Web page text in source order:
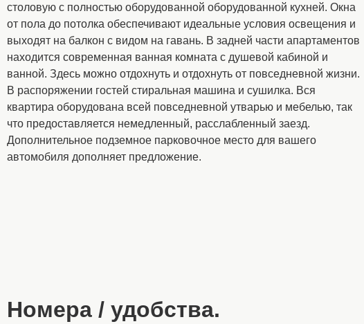
столовую с полностью оборудованной оборудованной кухней. Окна
от пола до потолка обеспечивают идеальные условия освещения и
выходят на балкон с видом на гавань. В задней части апартаментов
находится современная ванная комната с душевой кабиной и
ванной. Здесь можно отдохнуть и отдохнуть от повседневной жизни.
В распоряжении гостей стиральная машина и сушилка. Вся
квартира оборудована всей повседневной утварью и мебелью, так
что предоставляется немедленный, расслабленный заезд.
Дополнительное подземное парковочное место для вашего
автомобиля дополняет предложение.
Номера / удобства.